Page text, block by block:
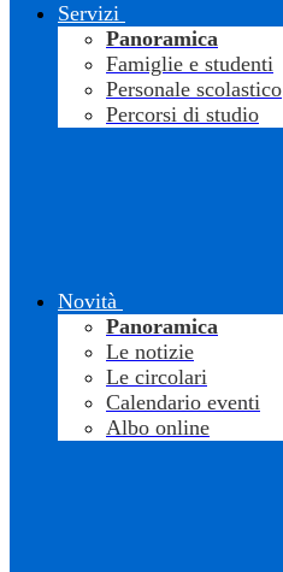
Servizi
Panoramica
Famiglie e studenti
Personale scolastico
Percorsi di studio
Novità
Panoramica
Le notizie
Le circolari
Calendario eventi
Albo online